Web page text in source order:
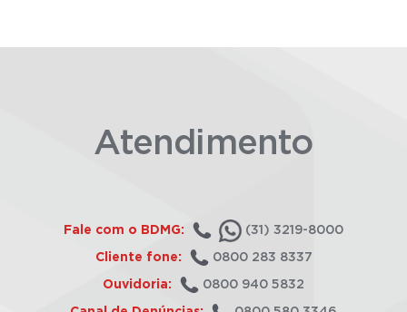
Atendimento
Fale com o BDMG: (31) 3219-8000
Cliente fone: 0800 283 8337
Ouvidoria: 0800 940 5832